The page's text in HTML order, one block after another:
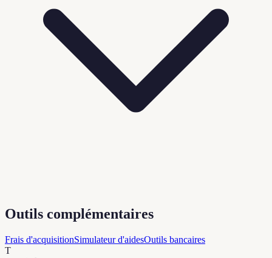
Outils complémentaires
Frais d'acquisitionSimulateur d'aidesOutils bancaires
T